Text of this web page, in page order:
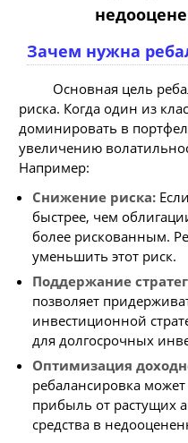
Зачем нужна
Основная цель
риска. Когда один из
доминировать в
увеличению
Например:
Снижение риска:
быстрее, чем
более рискованным.
уменьшить этот риск.
Поддержание
позволяет
инвестиционной
для долгосрочных
Оптимизация
ребалансировка
прибыль от растущих
средства в